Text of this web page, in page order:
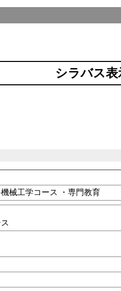
シラバス表
械工学コース ・専門教育